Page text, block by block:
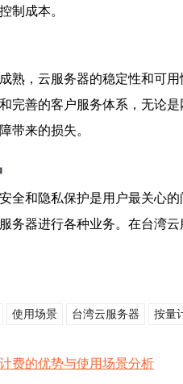
制成本。
熟，云服务器的稳定性和可
完善的客户服务体系，无论
带来的损失。
全和隐私保护是用户最关心
务器进行各种业务。在台湾
使用场景 台湾云服务器 按量
费的优势与使用场景分析